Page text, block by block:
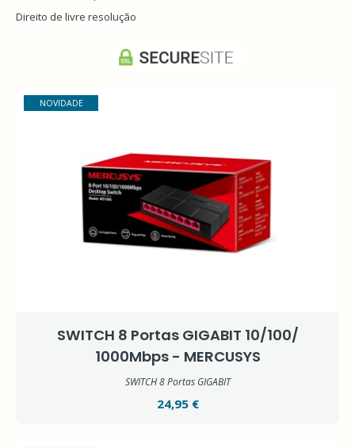
Direito de livre resolução
CLICK-
Informática-
NOVIDADE
SWITCH 8 Portas GIGABIT 10/100/
1000Mbps - MERCUSYS
SWITCH 8 Portas GIGABIT
24,95 €